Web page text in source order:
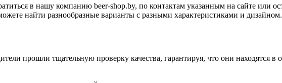
в нашу компанию beer-shop.by, по контактам указанным на сайте или
найти разнообразные варианты с разными характеристиками и
прошли тщательную проверку качества, гарантируя, что они находятся в